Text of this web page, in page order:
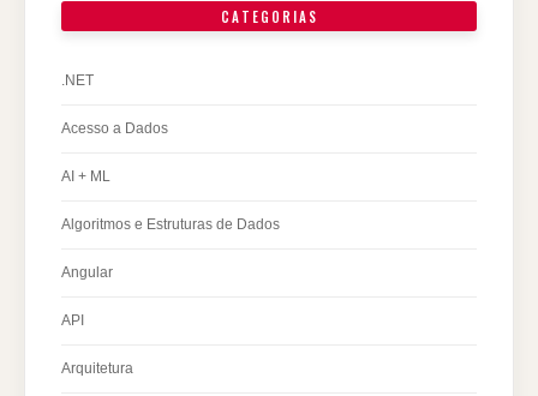
CATEGORIAS
.NET
Acesso a Dados
AI + ML
Algoritmos e Estruturas de Dados
Angular
API
Arquitetura